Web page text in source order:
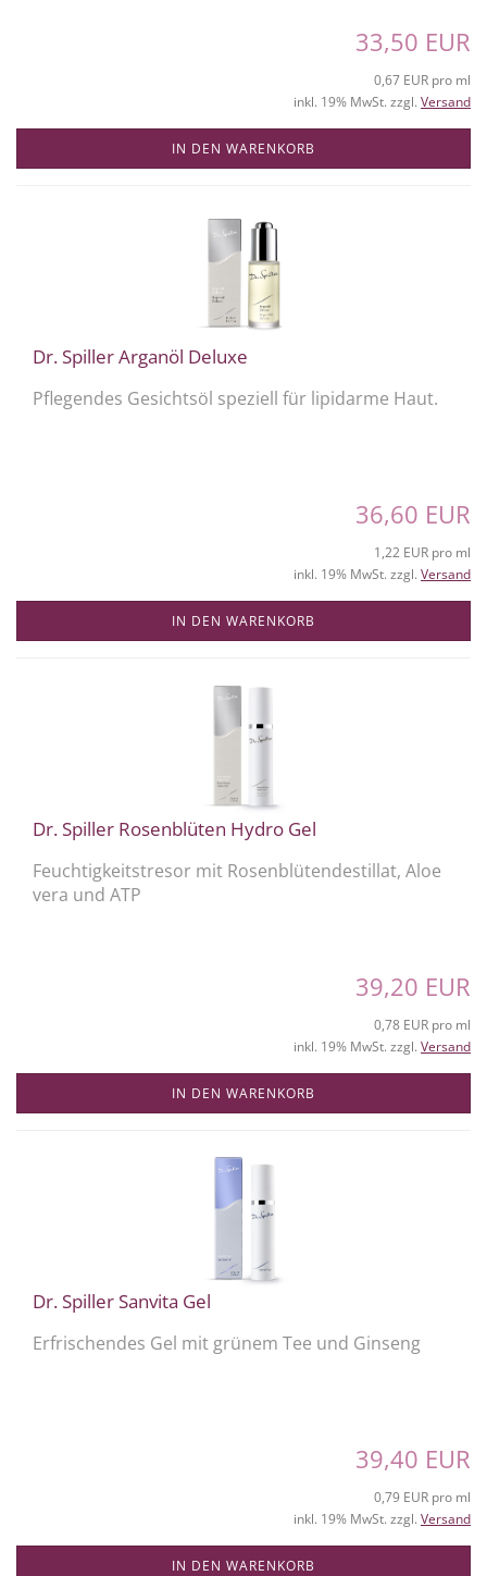
33,50 EUR
0,67 EUR pro ml
inkl. 19% MwSt. zzgl. Versand
IN DEN WARENKORB
Dr. Spiller Arganöl Deluxe
Pflegendes Gesichtsöl speziell für lipidarme Haut.
36,60 EUR
1,22 EUR pro ml
inkl. 19% MwSt. zzgl. Versand
IN DEN WARENKORB
Dr. Spiller Rosenblüten Hydro Gel
Feuchtigkeitstresor mit Rosenblütendestillat, Aloe
vera und ATP
39,20 EUR
0,78 EUR pro ml
inkl. 19% MwSt. zzgl. Versand
IN DEN WARENKORB
Dr. Spiller Sanvita Gel
Erfrischendes Gel mit grünem Tee und Ginseng
39,40 EUR
0,79 EUR pro ml
inkl. 19% MwSt. zzgl. Versand
IN DEN WARENKORB